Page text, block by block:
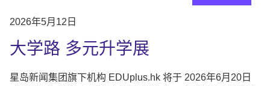
2026年5月12日
大学路 多元升学展
星岛新闻集团旗下机构 EDUplus.hk 将于 2026年6月20日